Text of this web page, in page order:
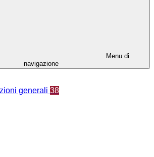
Menu di
navigazione
generali 38